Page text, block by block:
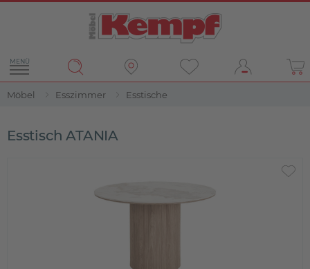
MENÜ
Möbel Esszimmer Esstische
Esstisch ATANIA